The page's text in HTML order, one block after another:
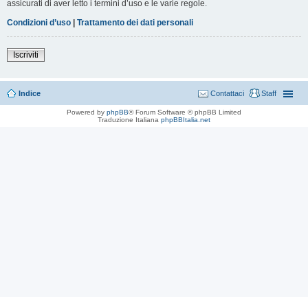
assicurati di aver letto i termini d’uso e le varie regole.
Condizioni d’uso | Trattamento dei dati personali
Iscriviti
Indice Staff
Contattaci
Powered by phpBB® Forum Software © phpBB Limited
Traduzione Italiana phpBBItalia.net